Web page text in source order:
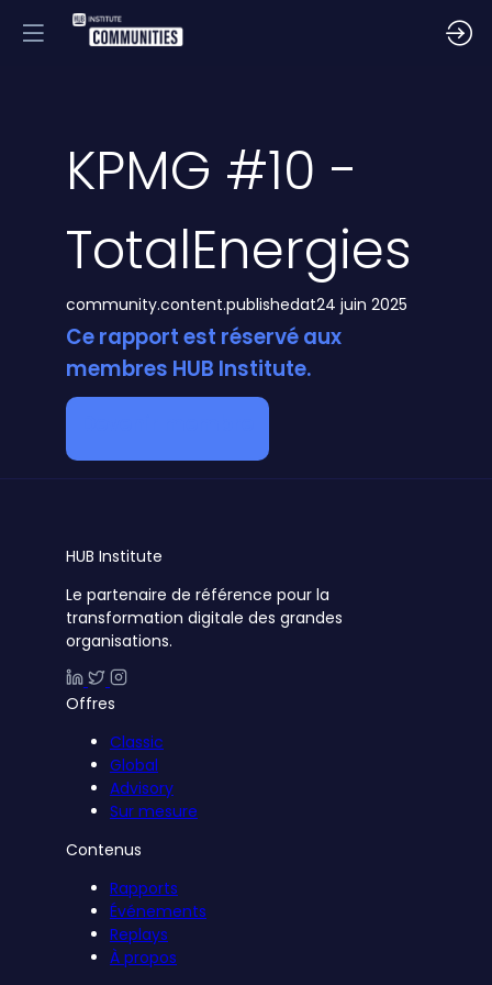
KPMG #10 -
TotalEnergies
community.content.publishedat24 juin 2025
Ce rapport est réservé aux
membres HUB Institute.
HUB Institute
Le partenaire de référence pour la
transformation digitale des grandes
organisations.
Offres
Classic
Global
Advisory
Sur mesure
Contenus
Rapports
Événements
Replays
À propos